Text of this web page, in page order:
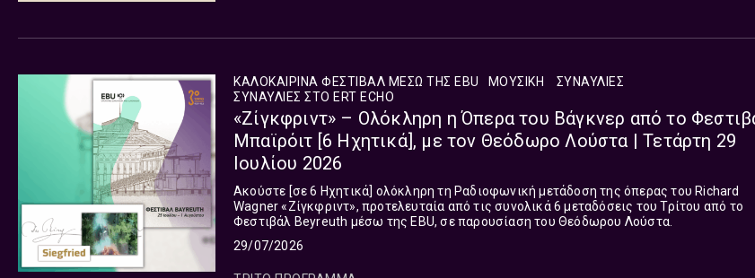
ΚΑΛΟΚΑΙΡΙΝΑ ΦΕΣΤΙΒΑΛ ΜΕΣΩ ΤΗΣ EBU ΜΟΥΣΙΚΉ
ΣΥΝΑΥΛΊΕΣ
ΣΥΝΑΥΛΊΕΣ ΣΤΟ ERT ΕCHO
«Ζίγκφριντ» – Ολόκληρη η Όπερα του Βάγκνερ από το
Μπαϊρόιτ [6 Ηχητικά], με τον Θεόδωρο Λούστα | Τετάρτη 29
Ιουλίου 2026
Ακούστε [σε 6 Ηχητικά] ολόκληρη τη Ραδιοφωνική μετάδοση της όπερας του Richard
Wagner «Ζίγκφριντ», προτελευταία από τις συνολικά 6 μεταδόσεις του Τρίτου από το
Φεστιβάλ Beyreuth μέσω της EBU, σε παρουσίαση του Θεόδωρου Λούστα.
29/07/2026